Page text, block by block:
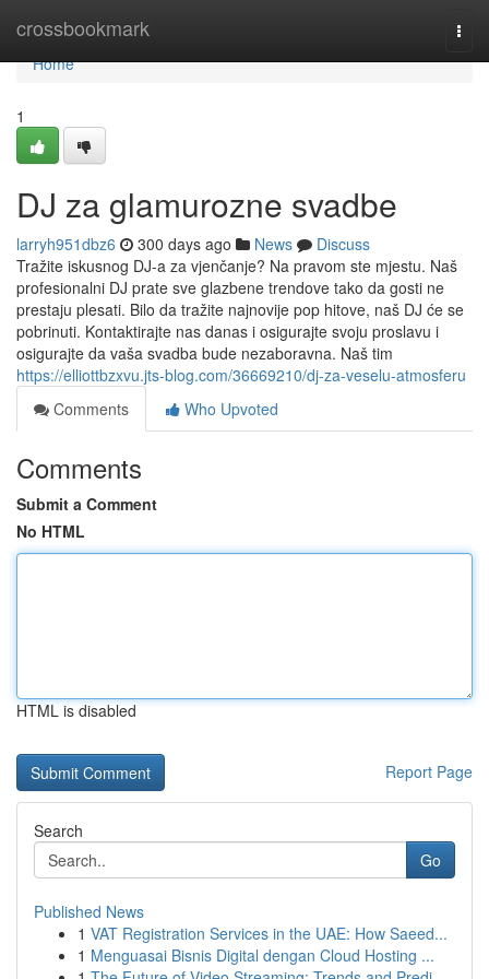
crossbookmark
Home
Home
1
DJ za glamurozne svadbe
larryh951dbz6 300 days ago News
Discuss
Tražite iskusnog DJ-a za vjenčanje? Na pravom ste mjestu. Naš
profesionalni DJ prate sve glazbene trendove tako da gosti ne
prestaju plesati. Bilo da tražite najnovije pop hitove, naš DJ će se
pobrinuti. Kontaktirajte nas danas i osigurajte svoju proslavu i
osigurajte da vaša svadba bude nezaboravna. Naš tim
https://elliottbzxvu.jts-blog.com/36669210/dj-za-veselu-atmosferu
Comments
Who Upvoted
Comments
Submit a Comment
No HTML
HTML is disabled
Report Page
Search
Go
Published News
1 VAT Registration Services in the UAE: How Saeed...
1 Menguasai Bisnis Digital dengan Cloud Hosting ...